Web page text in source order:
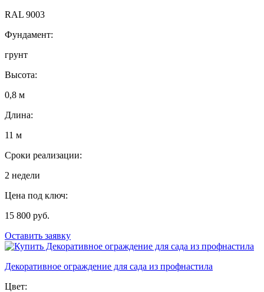
RAL 9003
Фундамент:
грунт
Высота:
0,8 м
Длина:
11 м
Сроки реализации:
2 недели
Цена под ключ:
15 800 руб.
Оставить заявку
Декоративное ограждение для сада из профнастила
Цвет: